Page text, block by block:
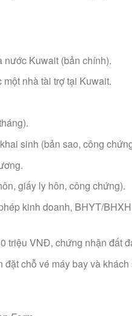
Kuwait (bản chính).
nhà tài trợ tại Kuwait.
sinh (bản sao, công
giấy ly hôn, công chứng).
kinh doanh, BHYT/
triệu VNĐ, chứng nhận đất
chỗ vé máy bay và